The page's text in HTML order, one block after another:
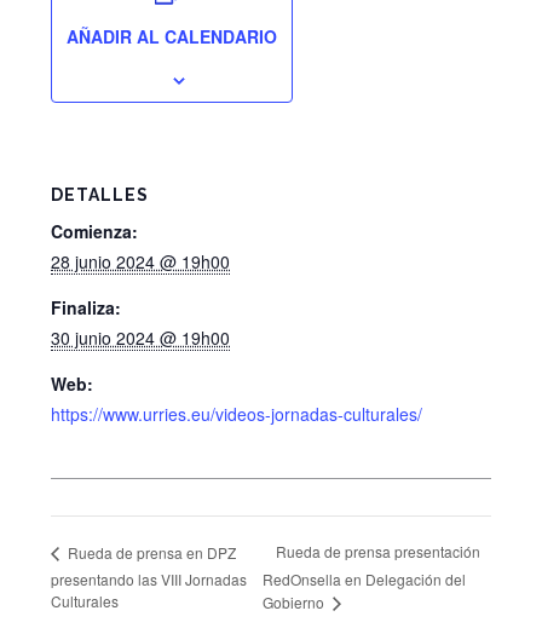
AÑADIR AL CALENDARIO
DETALLES
Comienza:
28 junio 2024 @ 19h00
Finaliza:
30 junio 2024 @ 19h00
Web:
https://www.urries.eu/videos-jornadas-culturales/
Rueda de prensa en DPZ
presentando las VIII Jornadas
Culturales
Rueda de prensa presentación
RedOnsella en Delegación del
Gobierno